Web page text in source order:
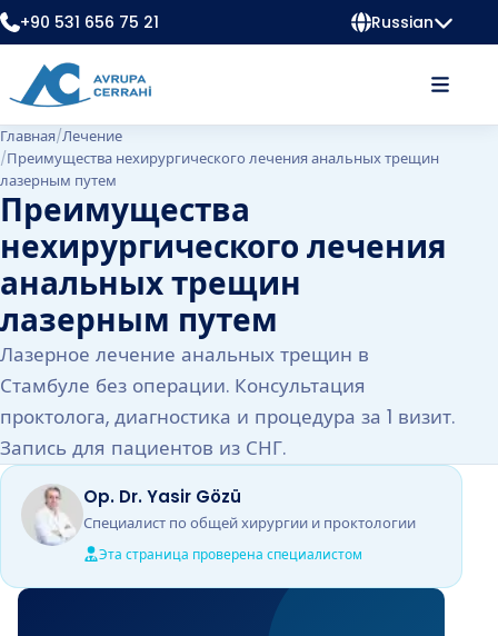
+90 531 656 75 21 Russian
Главная/Лечение
/Преимущества нехирургического лечения анальных трещин
лазерным путем
Преимущества
нехирургического лечения
анальных трещин
лазерным путем
Лазерное лечение анальных трещин в
Стамбуле без операции. Консультация
проктолога, диагностика и процедура за 1 визит.
Запись для пациентов из СНГ.
Op. Dr. Yasir Gözü
Специалист по общей хирургии и проктологии
Эта страница проверена специалистом